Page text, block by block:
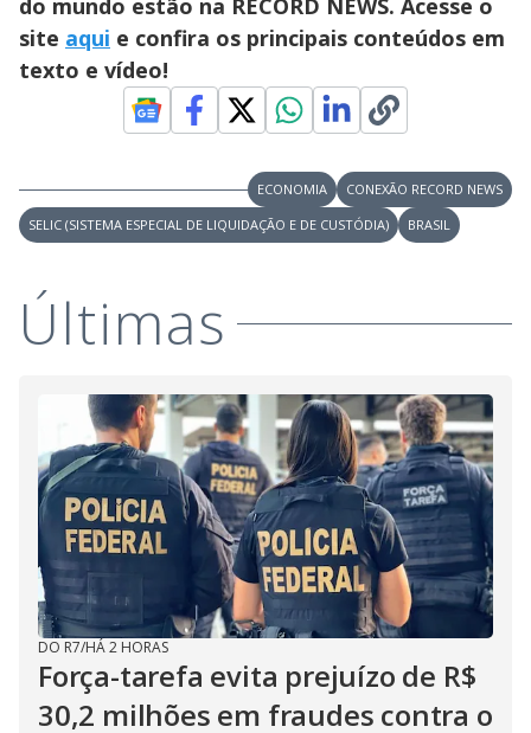
do mundo estão na RECORD NEWS. Acesse o
site aqui e confira os principais conteúdos em
texto e vídeo!
ECONOMIA
CONEXÃO RECORD NEWS
SELIC (SISTEMA ESPECIAL DE LIQUIDAÇÃO E DE CUSTÓDIA)
BRASIL
Últimas
DO R7/HÁ 2 HORAS
Força-tarefa evita prejuízo de R$
30,2 milhões em fraudes contra o